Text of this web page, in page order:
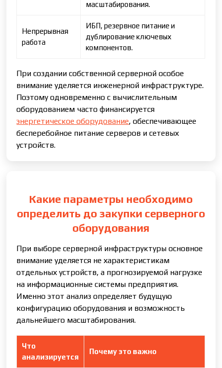
масштабирования.
Непрерывная
работа
ИБП, резервное питание и
дублирование ключевых
компонентов.
При создании собственной серверной особое
внимание уделяется инженерной инфраструктуре.
Поэтому одновременно с вычислительным
оборудованием часто финансируется
энергетическое оборудование, обеспечивающее
бесперебойное питание серверов и сетевых
устройств.
Какие параметры необходимо
определить до закупки серверного
оборудования
При выборе серверной инфраструктуры основное
внимание уделяется не характеристикам
отдельных устройств, а прогнозируемой нагрузке
на информационные системы предприятия.
Именно этот анализ определяет будущую
конфигурацию оборудования и возможность
дальнейшего масштабирования.
Что
анализируется
Почему это важно